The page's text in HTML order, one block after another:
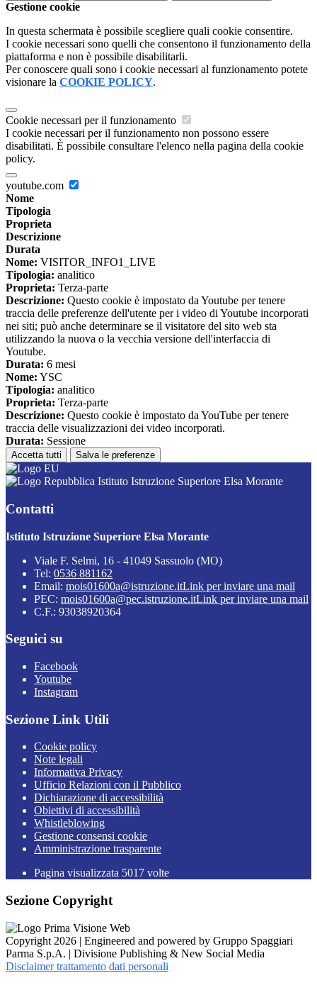
Gestione cookie
In questa schermata è possibile scegliere quali cookie consentire.
I cookie necessari sono quelli che consentono il funzionamento della
piattaforma e non è possibile disabilitarli.
Per conoscere quali sono i cookie necessari al funzionamento potete
visionare la COOKIE POLICY.
Cookie necessari per il funzionamento
I cookie necessari per il funzionamento non possono essere
disabilitati. È possibile consultare l'elenco nella pagina della cookie
policy.
youtube.com
Nome
Tipologia
Proprieta
Descrizione
Durata
Nome: VISITOR_INFO1_LIVE
Tipologia: analitico
Proprieta: Terza-parte
Descrizione: Questo cookie è impostato da Youtube per tenere
traccia delle preferenze dell'utente per i video di Youtube incorporati
nei siti; può anche determinare se il visitatore del sito web sta
utilizzando la nuova o la vecchia versione dell'interfaccia di
Youtube.
Durata: 6 mesi
Nome: YSC
Tipologia: analitico
Proprieta: Terza-parte
Descrizione: Questo cookie è impostato da YouTube per tenere
traccia delle visualizzazioni dei video incorporati.
Durata: Sessione
Accetta tutti Salva le preferenze
Istituto Istruzione Superiore Elsa Morante
Contatti
Istituto Istruzione Superiore Elsa Morante
Viale F. Selmi, 16 - 41049 Sassuolo (MO)
Tel: 0536 881162
Email: mois01600a@istruzione.itLink per inviare una mail
PEC: mois01600a@pec.istruzione.itLink per inviare una mail
C.F.: 93038920364
Seguici su
Facebook
Youtube
Instagram
Sezione Link Utili
Cookie policy
Note legali
Informativa Privacy
Ufficio Relazioni con il Pubblico
Dichiarazione di accessibilità
Obiettivi di accessibilità
Whistleblowing
Gestione consensi cookie
Amministrazione trasparente
Pagina visualizzata 5017 volte
Sezione Copyright
Copyright 2026 | Engineered and powered by Gruppo Spaggiari
Parma S.p.A. | Divisione Publishing & New Social Media
Disclaimer trattamento dati personali